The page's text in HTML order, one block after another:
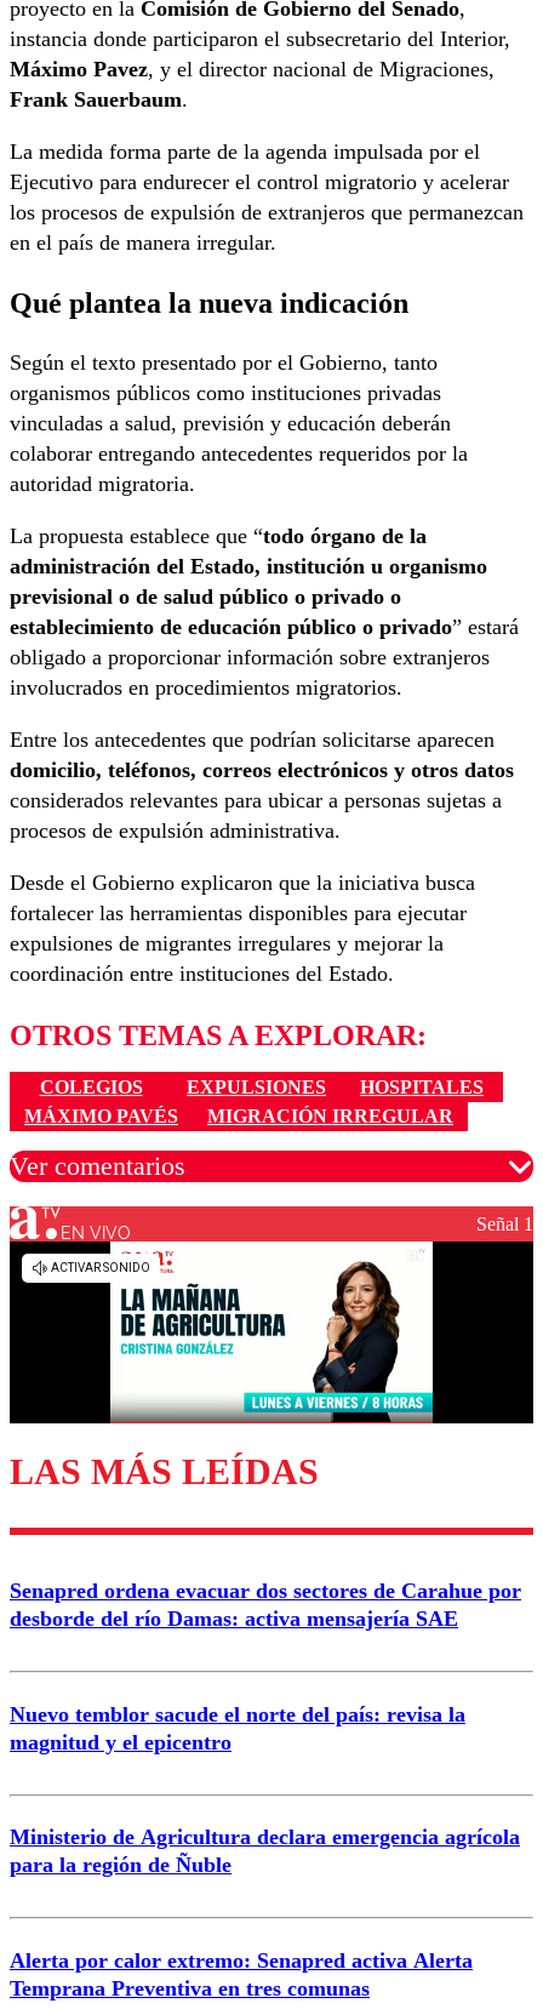
proyecto en la Comisión de Gobierno del Senado,
instancia donde participaron el subsecretario del Interior,
Máximo Pavez, y el director nacional de Migraciones,
Frank Sauerbaum.
La medida forma parte de la agenda impulsada por el
Ejecutivo para endurecer el control migratorio y acelerar
los procesos de expulsión de extranjeros que permanezcan
en el país de manera irregular.
Qué plantea la nueva indicación
Según el texto presentado por el Gobierno, tanto
organismos públicos como instituciones privadas
vinculadas a salud, previsión y educación deberán
colaborar entregando antecedentes requeridos por la
autoridad migratoria.
La propuesta establece que “todo órgano de la
administración del Estado, institución u organismo
previsional o de salud público o privado o
establecimiento de educación público o privado” estará
obligado a proporcionar información sobre extranjeros
involucrados en procedimientos migratorios.
Entre los antecedentes que podrían solicitarse aparecen
domicilio, teléfonos, correos electrónicos y otros datos
considerados relevantes para ubicar a personas sujetas a
procesos de expulsión administrativa.
Desde el Gobierno explicaron que la iniciativa busca
fortalecer las herramientas disponibles para ejecutar
expulsiones de migrantes irregulares y mejorar la
coordinación entre instituciones del Estado.
OTROS TEMAS A EXPLORAR:
COLEGIOS EXPULSIONES
HOSPITALES
MÁXIMO PAVÉS
MIGRACIÓN IRREGULAR
Ver comentarios
Los comentarios son moderados para garantizar un
diálogo respetuoso.
Enviar comentario
EN VIVO Señal 1
LAS MÁS LEÍDAS
Senapred ordena evacuar dos sectores de Carahue por
desborde del río Damas: activa mensajería SAE
Nuevo temblor sacude el norte del país: revisa la
magnitud y el epicentro
Ministerio de Agricultura declara emergencia agrícola
para la región de Ñuble
Alerta por calor extremo: Senapred activa Alerta
Temprana Preventiva en tres comunas